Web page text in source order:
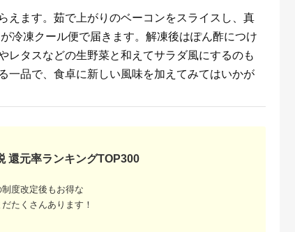
えます。茹で上がりのベーコンをスライスし、真
冷凍クール便で届きます。解凍後はぽん酢につけ
レタスなどの生野菜と和えてサラダ風にするのも
一品で、食卓に新しい風味を加えてみてはいかが
還元率ランキングTOP300
度改定後もお得な
たくさんあります！